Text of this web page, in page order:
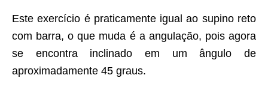
Este exercício é praticamente igual ao supino reto
com barra, o que muda é a angulação, pois agora
se encontra inclinado em um ângulo de
aproximadamente 45 graus.